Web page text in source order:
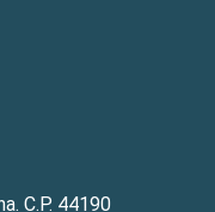
C.P. 44190